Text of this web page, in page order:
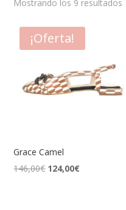
Mostrando los 9 resultados
¡Oferta!
Grace Camel
146,00€ El
124,00€El